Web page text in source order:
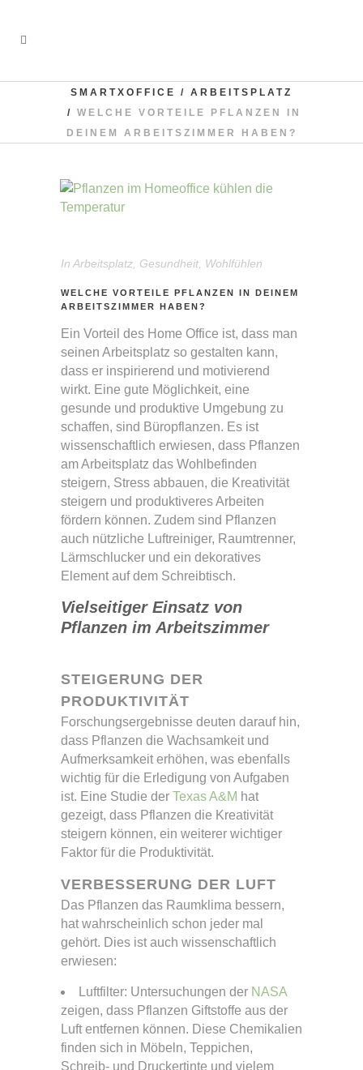
SMARTXOFFICE / ARBEITSPLATZ
/ WELCHE VORTEILE PFLANZEN IN
DEINEM ARBEITSZIMMER HABEN?
In Arbeitsplatz Gesundheit Wohlfühlen
WELCHE VORTEILE PFLANZEN IN DEINEM
ARBEITSZIMMER HABEN?
Ein Vorteil des Home Office ist, dass man
seinen Arbeitsplatz so gestalten kann,
dass er inspirierend und motivierend
wirkt. Eine gute Möglichkeit, eine
gesunde und produktive Umgebung zu
schaffen, sind Büropflanzen. Es ist
wissenschaftlich erwiesen, dass Pflanzen
am Arbeitsplatz das Wohlbefinden
steigern, Stress abbauen, die Kreativität
steigern und produktiveres Arbeiten
fördern können. Zudem sind Pflanzen
auch nützliche Luftreiniger, Raumtrenner,
Lärmschlucker und ein dekoratives
Element auf dem Schreibtisch.
Vielseitiger Einsatz von
Pflanzen im Arbeitszimmer
STEIGERUNG DER
PRODUKTIVITÄT
Forschungsergebnisse deuten darauf hin,
dass Pflanzen die Wachsamkeit und
Aufmerksamkeit erhöhen, was ebenfalls
wichtig für die Erledigung von Aufgaben
ist. Eine Studie der Texas A&M hat
gezeigt, dass Pflanzen die Kreativität
steigern können, ein weiterer wichtiger
Faktor für die Produktivität.
VERBESSERUNG DER LUFT
Das Pflanzen das Raumklima bessern,
hat wahrscheinlich schon jeder mal
gehört. Dies ist auch wissenschaftlich
erwiesen:
Luftfilter: Untersuchungen der NASA
zeigen, dass Pflanzen Giftstoffe aus der
Luft entfernen können. Diese Chemikalien
finden sich in Möbeln, Teppichen,
Schreib- und Druckertinte und vielem